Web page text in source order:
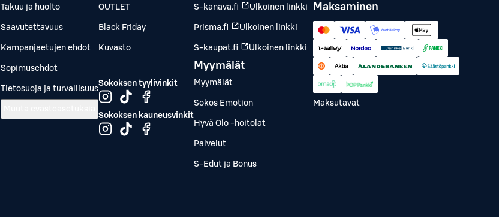
Takuu ja huolto
Saavutettavuus
Kampanjaetujen ehdot
Sopimusehdot
Tietosuoja ja turvallisuus
OUTLET
Black Friday
Kuvasto
Sokoksen tyylivinkit
Sokoksen kauneusvinkit
S-kanava.fi Ulkoinen linkki
Prisma.fi Ulkoinen linkki
S-kaupat.fi Ulkoinen linkki
Myymälät
Myymälät
Sokos Emotion
Hyvä Olo -hoitolat
Palvelut
S-Edut ja Bonus
Maksaminen
Maksutavat